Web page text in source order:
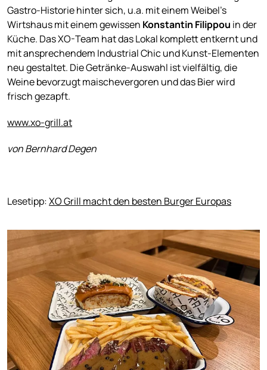
Gastro-Historie hinter sich, u.a. mit einem Weibel’s
Wirtshaus mit einem gewissen Konstantin Filippou in der
Küche. Das XO-Team hat das Lokal komplett entkernt und
mit ansprechendem Industrial Chic und Kunst-Elementen
neu gestaltet. Die Getränke-Auswahl ist vielfältig, die
Weine bevorzugt maischevergoren und das Bier wird
frisch gezapft.
www.xo-grill.at
von Bernhard Degen
Lesetipp:XO Grill macht den besten Burger Europas